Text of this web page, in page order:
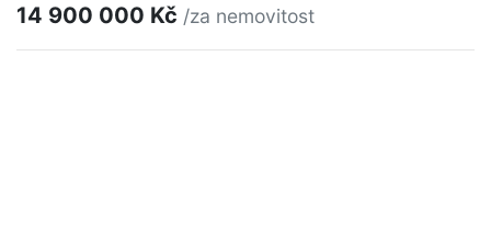
14 900 000 Kč /za nemovitost